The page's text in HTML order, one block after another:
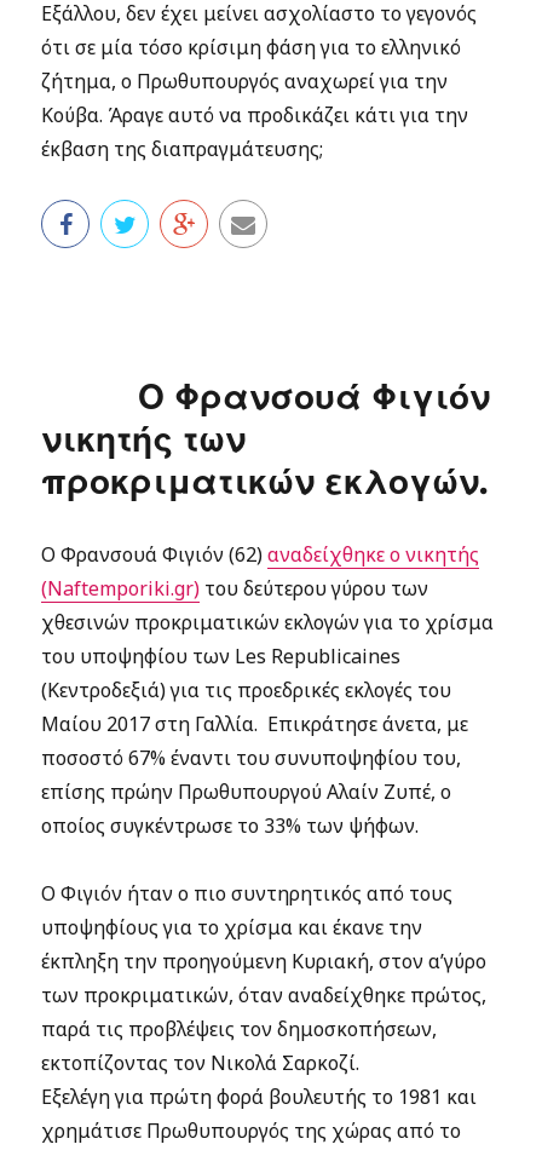
Εξάλλου, δεν έχει μείνει ασχολίαστο το γεγονός
ότι σε μία τόσο κρίσιμη φάση για το ελληνικό
ζήτημα, ο Πρωθυπουργός αναχωρεί για την
Κούβα. Άραγε αυτό να προδικάζει κάτι για την
έκβαση της διαπραγμάτευσης;
Ο Φρανσουά Φιγιόν
νικητής των
προκριματικών εκλογών.
Ο Φρανσουά Φιγιόν (62)αναδείχθηκε ο νικητής
(Naftemporiki.gr) του δεύτερου γύρου των
χθεσινών προκριματικών εκλογών για το χρίσμα
του υποψηφίου των Les Republicaines
(Κεντροδεξιά) για τις προεδρικές εκλογές του
Μαίου 2017 στη Γαλλία. Επικράτησε άνετα, με
ποσοστό 67% έναντι του συνυποψηφίου του,
επίσης πρώην Πρωθυπουργού Αλαίν Ζυπέ, ο
οποίος συγκέντρωσε το 33% των ψήφων.
Ο Φιγιόν ήταν ο πιο συντηρητικός από τους
υποψηφίους για το χρίσμα και έκανε την
έκπληξη την προηγούμενη Κυριακή, στον α’γύρο
των προκριματικών, όταν αναδείχθηκε πρώτος,
παρά τις προβλέψεις τον δημοσκοπήσεων,
εκτοπίζοντας τον Νικολά Σαρκοζί.
Εξελέγη για πρώτη φορά βουλευτής το 1981 και
χρημάτισε Πρωθυπουργός της χώρας από το